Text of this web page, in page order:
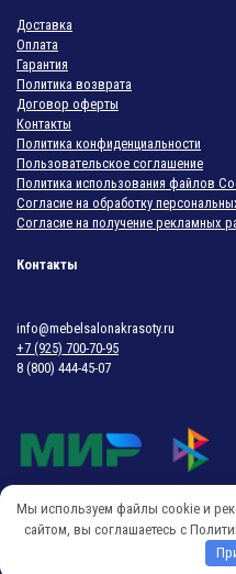
Доставка
Оплата
Гарантия
Политика возврата
Договор оферты
Контакты
Политика конфиденциальности
Пользовательское соглашение
Политика использования файлов
Согласие на обработку
Согласие на получение рекламных
Контакты
info@mebelsalonakrasoty.ru
+7 (925) 700-70-95
8 (800) 444-45-07
© 2018-2026 Мебель Салона Красоты
Мы используем файлы cookie и
сайтом, вы соглашаетесь с